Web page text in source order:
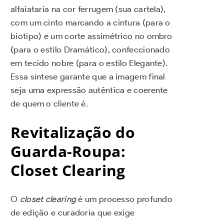
alfaiataria na cor ferrugem (sua cartela),
com um cinto marcando a cintura (para o
biotipo) e um corte assimétrico no ombro
(para o estilo Dramático), confeccionado
em tecido nobre (para o estilo Elegante).
Essa síntese garante que a imagem final
seja uma expressão autêntica e coerente
de quem o cliente é.
Revitalização do
Guarda-Roupa:
Closet Clearing
O closet clearingé um processo profundo
de edição e curadoria que exige